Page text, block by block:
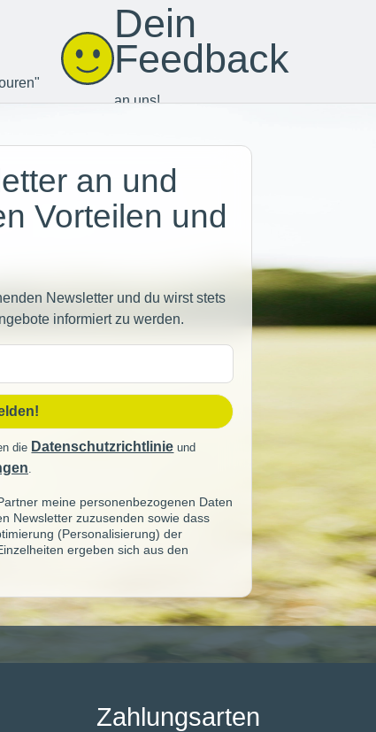
Dein
Feedback
an uns!
an und
Vorteilen und
Newsletter und du wirst stets
informiert zu werden.
die Datenschutzrichtlinie und
.
meine personenbezogenen Daten
Newsletter zuzusenden sowie dass
(Personalisierung) der
ergeben sich aus den
Zahlungsarten